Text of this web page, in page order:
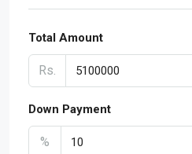
Total Amount
Rs.
Down Payment
%